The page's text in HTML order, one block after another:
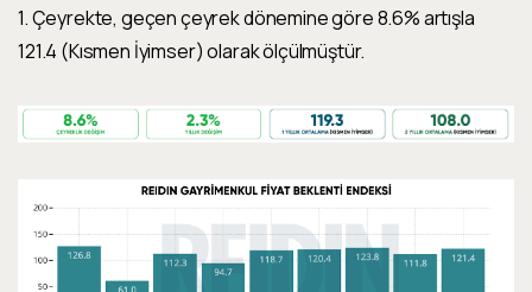
1. Çeyrekte, geçen çeyrek dönemine göre8.6% artışla
121.4 (Kısmen İyimser) olarak ölçülmüştür.